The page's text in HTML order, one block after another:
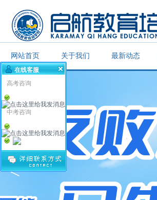
网站首页 关于我们 最新动态
<
在线客服
高考咨询
中考咨询